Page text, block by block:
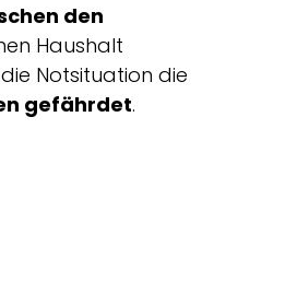
den
Haushalt
Notsituation die
gefährdet.